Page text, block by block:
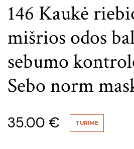
146 Kaukė
mišrios odos
sebumo
Sebo norm
35.00 € TURIME